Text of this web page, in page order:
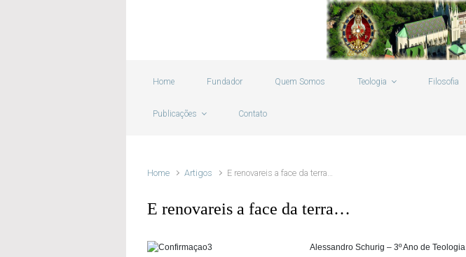
Home Fundador Quem Somos Teologia Filosofia
Publicações Contato
Home Artigos E renovareis a face da terra…
E renovareis a face da terra…
Alessandro Schurig – 3º Ano de Teologia